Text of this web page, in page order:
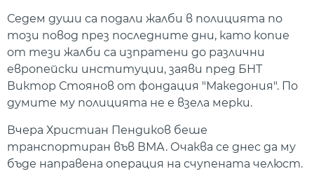
Седем души са подали жалби в полицията по
този повод през последните дни, като копие
от тези жалби са изпратени до различни
европейски институции, заяви пред БНТ
Виктор Стоянов от фондация "Македония". По
думите му полицията не е взела мерки.
Вчера Христиан Пендиков беше
транспортиран във ВМА. Очаква се днес да му
бъде направена операция на счупената челюст.